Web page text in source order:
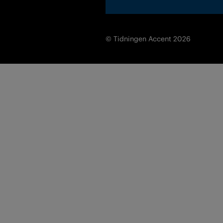
© Tidningen Accent 2026